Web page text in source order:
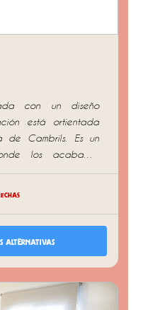
con un diseño
está ortientada
Cambrils. Es un
los acabados
diseño, escritorio
smart TV,
Incluimos
y toallas. El refugio
buscan estrenar
alternativas